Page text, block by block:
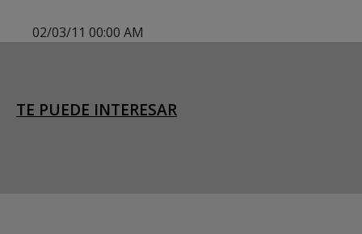
02/03/11 00:00 AM
TE PUEDE INTERESAR